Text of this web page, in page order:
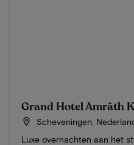
Grand Hotel Amrâth
Scheveningen,
Luxe overnachten aan het